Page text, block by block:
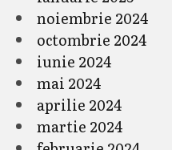
noiembrie 2024
octombrie 2024
iunie 2024
mai 2024
aprilie 2024
martie 2024